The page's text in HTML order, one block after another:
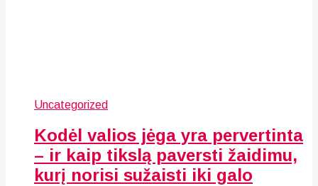
Uncategorized
Kodėl valios jėga yra pervertinta
– ir kaip tikslą paversti žaidimu,
kurį norisi sužaisti iki galo